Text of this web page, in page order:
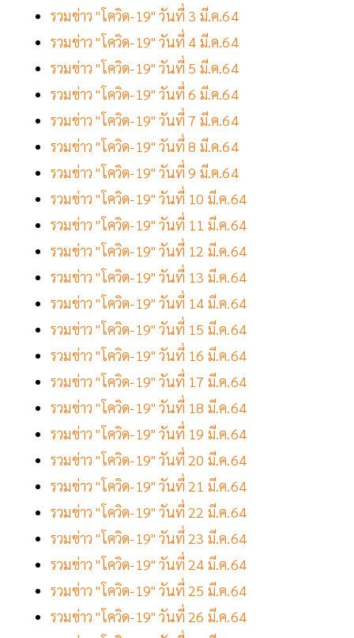
รวมข่าว "โควิด-19" วันที่ 3 มี.ค.64
รวมข่าว "โควิด-19" วันที่ 4 มี.ค.64
รวมข่าว "โควิด-19" วันที่ 5 มี.ค.64
รวมข่าว "โควิด-19" วันที่ 6 มี.ค.64
รวมข่าว "โควิด-19" วันที่ 7 มี.ค.64
รวมข่าว "โควิด-19" วันที่ 8 มี.ค.64
รวมข่าว "โควิด-19" วันที่ 9 มี.ค.64
รวมข่าว "โควิด-19" วันที่ 10 มี.ค.64
รวมข่าว "โควิด-19" วันที่ 11 มี.ค.64
รวมข่าว "โควิด-19" วันที่ 12 มี.ค.64
รวมข่าว "โควิด-19" วันที่ 13 มี.ค.64
รวมข่าว "โควิด-19" วันที่ 14 มี.ค.64
รวมข่าว "โควิด-19" วันที่ 15 มี.ค.64
รวมข่าว "โควิด-19" วันที่ 16 มี.ค.64
รวมข่าว "โควิด-19" วันที่ 17 มี.ค.64
รวมข่าว "โควิด-19" วันที่ 18 มี.ค.64
รวมข่าว "โควิด-19" วันที่ 19 มี.ค.64
รวมข่าว "โควิด-19" วันที่ 20 มี.ค.64
รวมข่าว "โควิด-19" วันที่ 21 มี.ค.64
รวมข่าว "โควิด-19" วันที่ 22 มี.ค.64
รวมข่าว "โควิด-19" วันที่ 23 มี.ค.64
รวมข่าว "โควิด-19" วันที่ 24 มี.ค.64
รวมข่าว "โควิด-19" วันที่ 25 มี.ค.64
รวมข่าว "โควิด-19" วันที่ 26 มี.ค.64